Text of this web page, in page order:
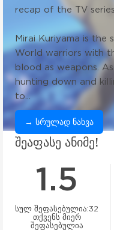
recap of the TV series.
Mirai Kuriyama is
World warriors with
blood as weapons.
hunting down and
to...
→ სრულად ნახვა
შეაფასე ანიმე!
20
1.5
სულ შეფასებულია:32
თქვენს მიერ
შეფასებულია